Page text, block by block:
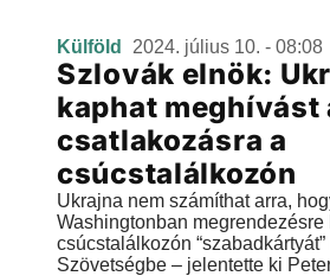
Külföld 2024. július 10. - 08:08
Szlovák elnök:
kaphat meghívást
csatlakozásra a
csúcstalálkozón
Ukrajna nem számíthat arra,
Washingtonban megrendezésre
csúcstalálkozón
Szövetségbe – jelentette ki